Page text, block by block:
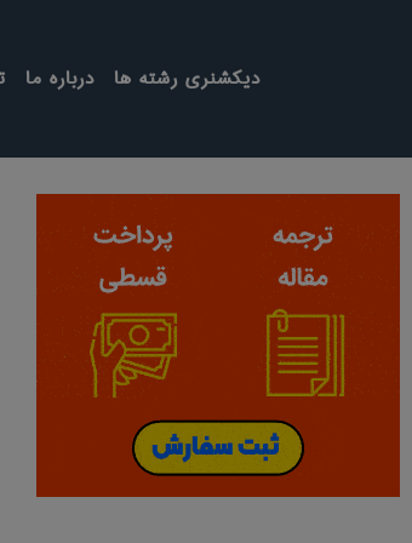
درباره ما دیکشنری رشته ها